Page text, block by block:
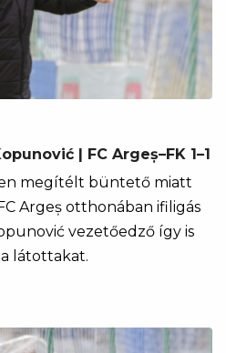
| FC Argeș–FK 1–1
megítélt büntető miatt
Argeș otthonában ifiligás
vezetőedző így is
látottakat.